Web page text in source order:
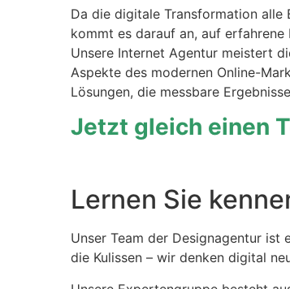
Da die digitale Transformation alle
kommt es darauf an, auf erfahrene
Unsere Internet Agentur meistert
Aspekte des modernen Online-
Lösungen, die messbare
Jetzt gleich einen
Lernen Sie
Unser Team der Designagentur ist
die Kulissen – wir denken digital